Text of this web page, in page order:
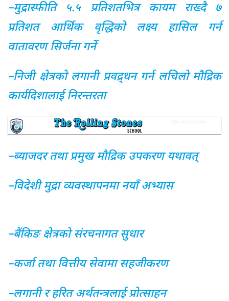
–मुद्रास्फीति ५.५ प्रतिशतभित्र कायम राख्दै ७
प्रतिशत आर्थिक वृद्धिको लक्ष्य हासिल गर्न
वातावरण सिर्जना गर्ने
–निजी क्षेत्रको लगानी प्रवद्र्धन गर्न लचिलो मौद्रिक
कार्यदिशालाई निरन्तरता
–ब्याजदर तथा प्रमुख मौद्रिक उपकरण यथावत्
–विदेशी मुद्रा व्यवस्थापनमा नयाँ अभ्यास
–बैंकिङ क्षेत्रको संरचनागत सुधार
–कर्जा तथा वित्तीय सेवामा सहजीकरण
–लगानी र हरित अर्थतन्त्रलाई प्रोत्साहन